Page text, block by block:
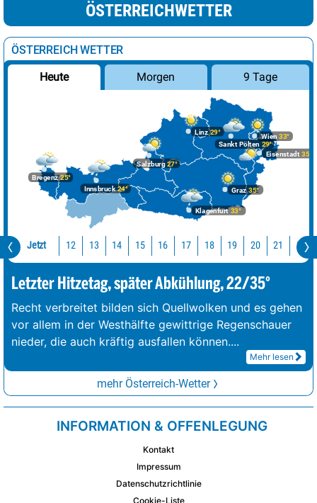
ÖSTERREICHWETTER
ÖSTERREICH WETTER
Heute Morgen 9 Tage
Bregenz25°
Graz35°
Innsbruck24°
Klagenfurt 33°
Linz29°
Salzburg27°
Wien 33°
Eisenstadt 35°
Sankt Pölten 29°
Jetzt 12 13 14 15 16 17 18 19 20 21 22
Letzter Hitzetag, später Abkühlung, 22/35°
Recht verbreitet bilden sich Quellwolken und es gehen
vor allem in der Westhälfte gewittrige Regenschauer
nieder, die auch kräftig ausfallen können....
Mehr lesen
mehr Österreich-Wetter
INFORMATION & OFFENLEGUNG
Kontakt
Impressum
Datenschutzrichtlinie
Cookie-Liste